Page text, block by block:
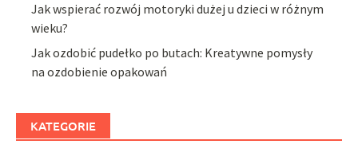
Jak wspierać rozwój motoryki dużej u dzieci w różnym
wieku?
Jak ozdobić pudełko po butach: Kreatywne pomysły
na ozdobienie opakowań
KATEGORIE